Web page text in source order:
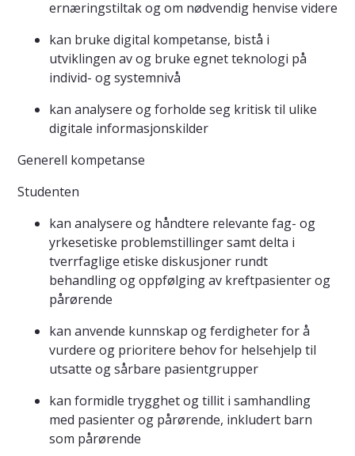
ernæringstiltak og om nødvendig henvise videre
kan bruke digital kompetanse, bistå i
utviklingen av og bruke egnet teknologi på
individ- og systemnivå
kan analysere og forholde seg kritisk til ulike
digitale informasjonskilder
Generell kompetanse
Studenten
kan analysere og håndtere relevante fag- og
yrkesetiske problemstillinger samt delta i
tverrfaglige etiske diskusjoner rundt
behandling og oppfølging av kreftpasienter og
pårørende
kan anvende kunnskap og ferdigheter for å
vurdere og prioritere behov for helsehjelp til
utsatte og sårbare pasientgrupper
kan formidle trygghet og tillit i samhandling
med pasienter og pårørende, inkludert barn
som pårørende